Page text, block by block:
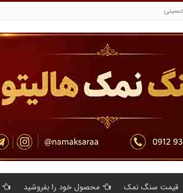
قیمت سنگ نمک محصول خود را بفروشید